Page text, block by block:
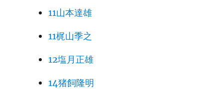
11山本達雄
11梶山季之
12塩月正雄
14猪飼隆明